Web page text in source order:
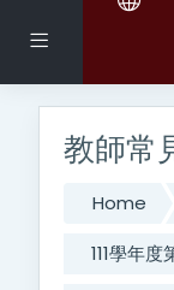
Side panel
Skip to main
教師常
Home
111學年度